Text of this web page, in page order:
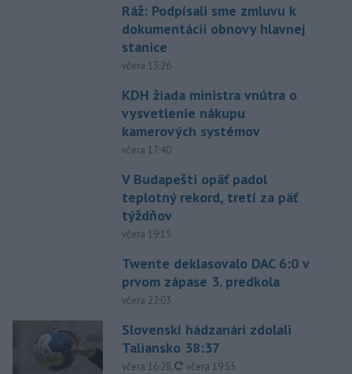
Ráž: Podpísali sme zmluvu k
dokumentácii obnovy hlavnej
stanice
včera 15:26
KDH žiada ministra vnútra o
vysvetlenie nákupu
kamerových systémov
včera 17:40
V Budapešti opäť padol
teplotný rekord, tretí za päť
týždňov
včera 19:15
Twente deklasovalo DAC 6:0 v
prvom zápase 3. predkola
včera 22:03
Slovenskí hádzanári zdolali
Taliansko 38:37
včera 16:28, aktualizované
včera 19:55